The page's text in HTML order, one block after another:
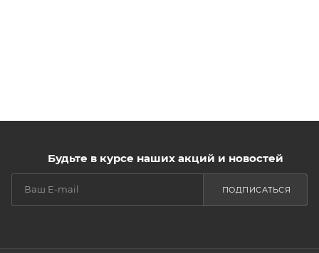
Будьте в курсе наших акций и новостей
ПОДПИСАТЬСЯ